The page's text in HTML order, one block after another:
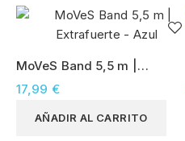
MoVeS Band 5,5 m |
Extrafuerte - Azul
17,99 €
AÑADIR AL CARRITO